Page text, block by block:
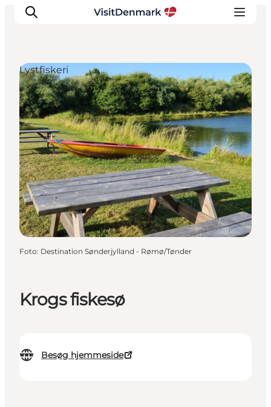
Inspiration
Destinationer
Oplevelser
Overnatning
Planlæg ferien
Krogs fiskesø
Besøg hjemmeside
Lystfiskeri
Foto: Destination Sønderjylland - Rømø/Tønder